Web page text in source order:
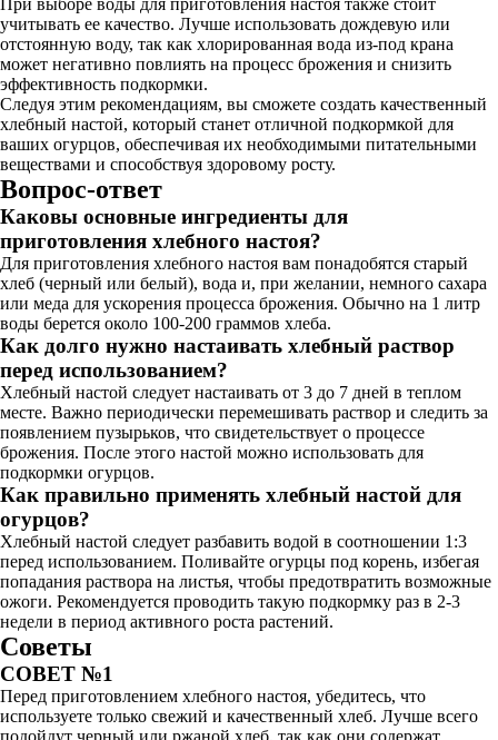
При выборе воды для приготовления настоя также стоит
учитывать ее качество. Лучше использовать дождевую или
отстоянную воду, так как хлорированная вода из-под крана
может негативно повлиять на процесс брожения и снизить
эффективность подкормки.
Следуя этим рекомендациям, вы сможете создать качественный
хлебный настой, который станет отличной подкормкой для
ваших огурцов, обеспечивая их необходимыми питательными
веществами и способствуя здоровому росту.
Вопрос-ответ
Каковы основные ингредиенты для
приготовления хлебного настоя?
Для приготовления хлебного настоя вам понадобятся старый
хлеб (черный или белый), вода и, при желании, немного сахара
или меда для ускорения процесса брожения. Обычно на 1 литр
воды берется около 100-200 граммов хлеба.
Как долго нужно настаивать хлебный раствор
перед использованием?
Хлебный настой следует настаивать от 3 до 7 дней в теплом
месте. Важно периодически перемешивать раствор и следить за
появлением пузырьков, что свидетельствует о процессе
брожения. После этого настой можно использовать для
подкормки огурцов.
Как правильно применять хлебный настой для
огурцов?
Хлебный настой следует разбавить водой в соотношении 1:3
перед использованием. Поливайте огурцы под корень, избегая
попадания раствора на листья, чтобы предотвратить возможные
ожоги. Рекомендуется проводить такую подкормку раз в 2-3
недели в период активного роста растений.
Советы
СОВЕТ №1
Перед приготовлением хлебного настоя, убедитесь, что
используете только свежий и качественный хлеб. Лучше всего
подойдут черный или ржаной хлеб, так как они содержат